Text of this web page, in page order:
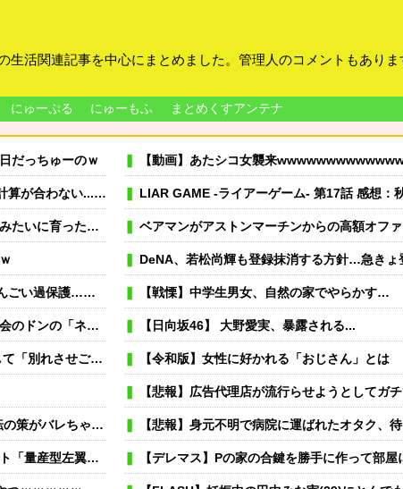
活関連記事を中心にまとめました。管理人のコメントもあり
にゅーぷる にゅーもふ まとめくすアンテナ
だっちゅーのｗ
しかし嫁はその裏で俺を騙していた。
」私「と、いうことは…？」→結果
備してくれるんだ」
酷な避難生活中の“無神経”ぶり
こ」をしており...
バレちゃった！
漫画しか描けなくなってる」
【動画】あたシコ女襲来
LIAR GAME -ライアーゲーム- 第17話 感想：秋山
ベアマンがアストンマーチンからの高額オファーを拒否してフ
DeNA、若松尚輝も登録抹消する方針…急きょ登板で
【戦慄】中学生男女、自然の家でやらかす…
【日向坂46】 大野愛実、暴露される...
【令和版】女性に好かれる「おじさん」とは
【悲報】広告代理店が流行らせようとしてガチで失敗したもの
【悲報】身元不明で病院に運ばれたオタク、待ち受けか
【デレマス】Pの家の合鍵を勝手に作って部